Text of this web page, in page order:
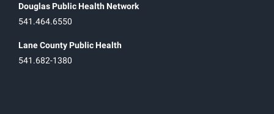
Douglas Public Health Network
541.464.6550
Lane County Public Health
541.682-1380